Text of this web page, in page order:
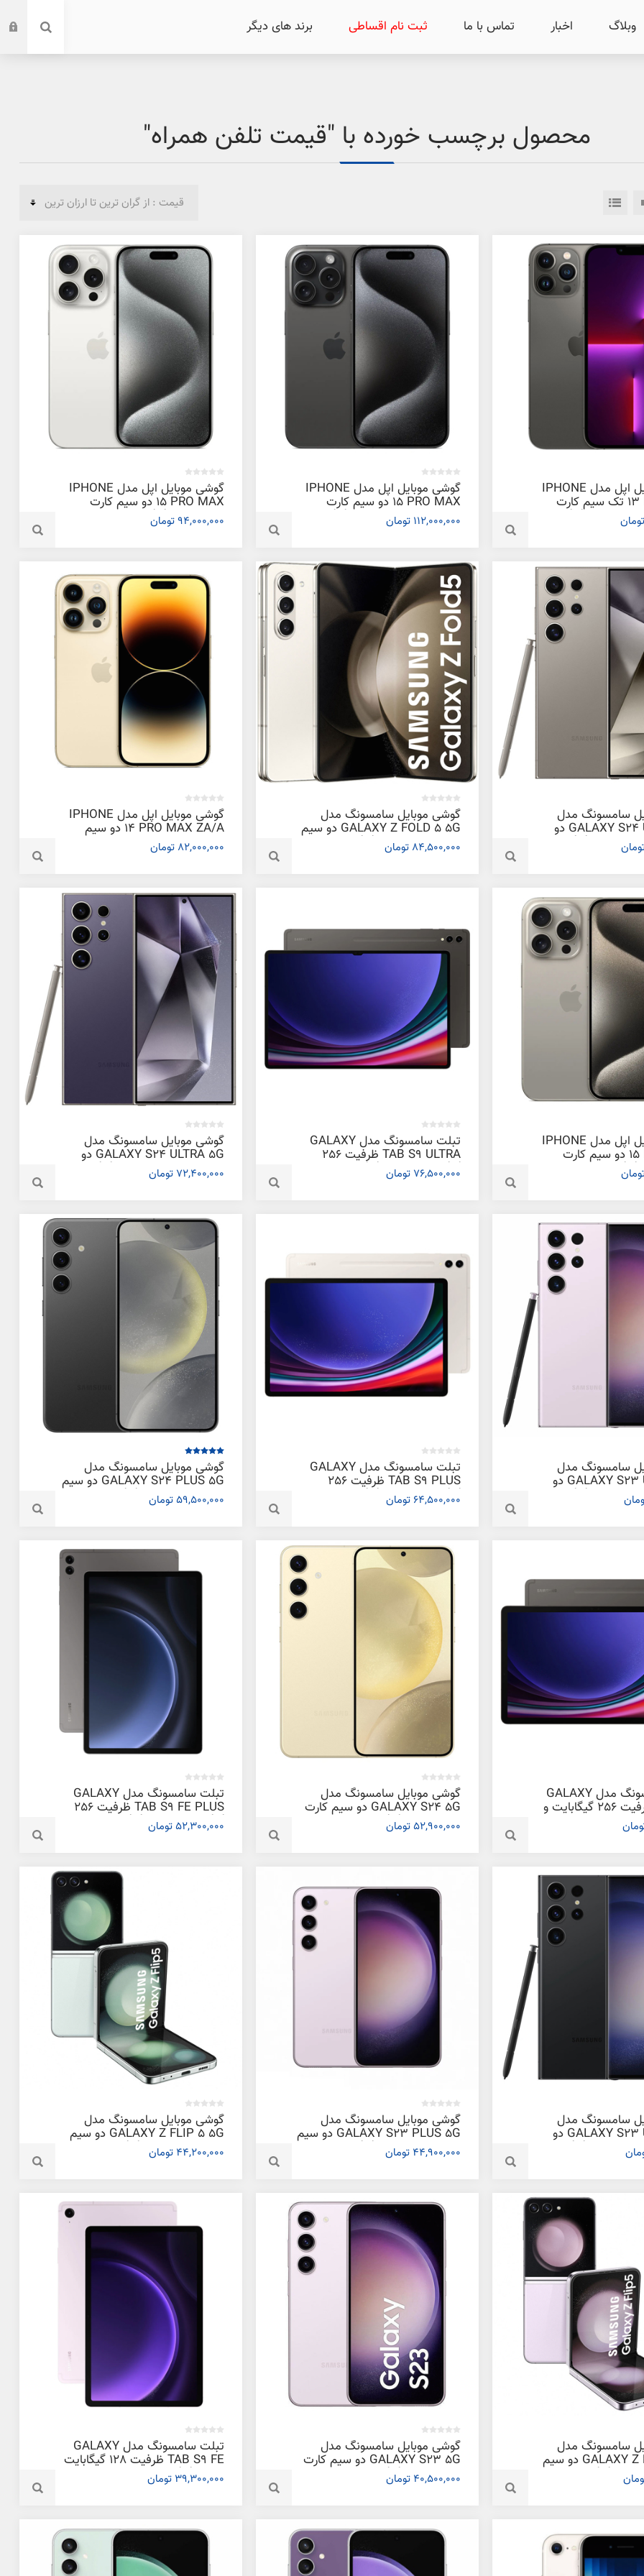
وبلاگ اخبار تماس با ما ثبت نام اقساطی برند های دیگر
محصول برچسب خورده با "قیمت تلفن همراه"
گوشی موبایل اپل مدل IPHONE
13 PRO MAX تک سیم‌ کارت
گوشی موبایل اپل مدل IPHONE
15 PRO MAX دو سیم‌ کارت
ظرفیت 1 ترابایت و رم 6 گیگابایت
112,000,000 تومان
گوشی موبایل اپل مدل IPHONE
15 PRO MAX دو سیم‌ کارت
گیگابایت
94,000,000 تومان
سامسونگ مدل
GALAXY S24 ULTRA 5G دو
سیم کارت ظرفیت 512 گیگابایت و
گوشی موبایل سامسونگ مدل
GALAXY Z FOLD 5 5G دو سیم
کارت ظرفیت 256 گیگابایت و رم
12 گیگابایت
84,500,000 تومان
گوشی موبایل اپل مدل IPHONE
14 PRO MAX ZA/A دو سیم‌
کارت ظرفیت 1 ترابایت و رم 6
گیگابایت
82,000,000 تومان
گوشی موبایل اپل مدل IPHONE
15 PRO MAX دو سیم‌ کارت
تبلت سامسونگ مدل GALAXY
TAB S9 ULTRA ظرفیت 256
گیگابایت و رم 12 گیگابایت
76,500,000 تومان
گوشی موبایل سامسونگ مدل
GALAXY S24 ULTRA 5G دو
سیم کارت ظرفیت 256 گیگابایت و
رم 12 گیگابایت
72,400,000 تومان
سامسونگ مدل
GALAXY S23 ULTRA 5G دو
سیم کارت ظرفیت 512 گیگابایت و
تبلت سامسونگ مدل GALAXY
TAB S9 PLUS ظرفیت 256
گیگابایت و رم 12 گیگابایت
64,500,000 تومان
گوشی موبایل سامسونگ مدل
GALAXY S24 PLUS 5G دو سیم
کارت ظرفیت 256 گیگابایت و رم
12 گیگابایت
59,500,000 تومان
تبلت سامسونگ مدل GALAXY
TAB S9 ظرفیت 256 گیگابایت و
گوشی موبایل سامسونگ مدل
GALAXY S24 5G دو سیم کارت
گیگابایت
52,900,000 تومان
تبلت سامسونگ مدل GALAXY
TAB S9 FE PLUS ظرفیت 256
گیگابایت و رم 12 گیگابایت
52,300,000 تومان
سامسونگ مدل
GALAXY S23 ULTRA 5G دو
سیم کارت ظرفیت 256 گیگابایت و
گوشی موبایل سامسونگ مدل
GALAXY S23 PLUS 5G دو سیم
کارت ظرفیت 256 گیگابایت و رم 8
گیگابایت
44,900,000 تومان
گوشی موبایل سامسونگ مدل
GALAXY Z FLIP 5 5G دو سیم
کارت ظرفیت 512 گیگابایت و رم 8
گیگابایت
44,200,000 تومان
سامسونگ مدل
GALAXY Z FLIP 5 5G دو سیم
گوشی موبایل سامسونگ مدل
GALAXY S23 5G دو سیم کارت
ظرفیت 256 گیگابایت و رم 8
گیگابایت
40,500,000 تومان
تبلت سامسونگ مدل GALAXY
TAB S9 FE ظرفیت 128 گیگابایت
و رم 6 گیگابایت
39,300,000 تومان